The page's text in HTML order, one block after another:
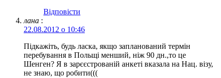
Відповіcти
лана :
22.08.2012 о 10:46
Підкажіть, будь ласка, якщо запланований термін
перебування в Польщі менший, ніж 90 дн.,то це
Шенген? Я в зарєєстрованій анкеті вказала на Нац. візу,
не знаю, що робити(((